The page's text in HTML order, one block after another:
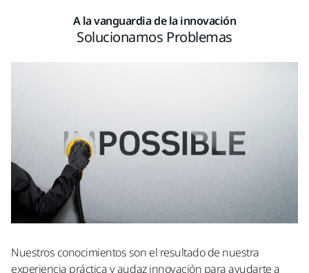
A la vanguardia de la innovación
Solucionamos Problemas
Nuestros conocimientos son el resultado de nuestra
experiencia práctica y audaz innovación para ayudarte a